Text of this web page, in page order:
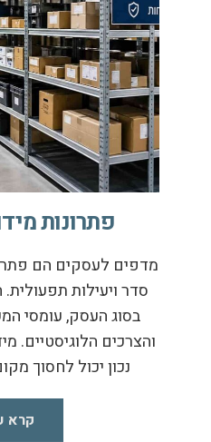
פתרונות
מדפים לעסקים הם
סדר ויעילות תפעולית.
בסוג העסק, עומסי
והצרכים הלוגיסטיים.
נכון יכול לחסוך
קרא